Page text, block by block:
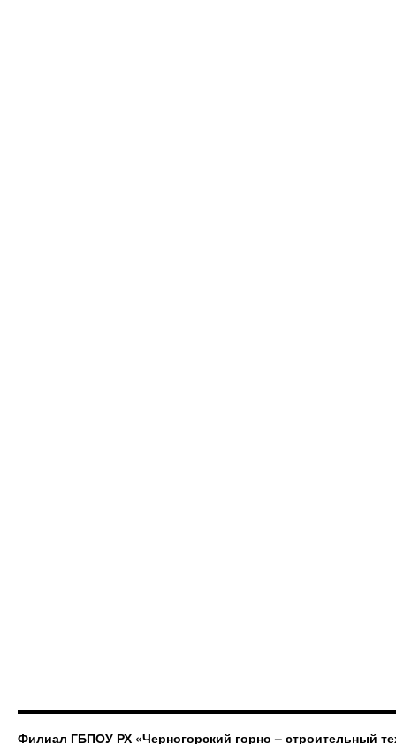
Филиал ГБПОУ РХ «Черногорский горно – строительный